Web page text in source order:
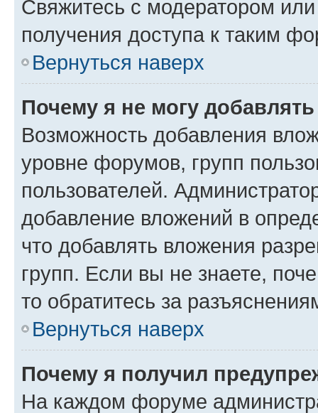
Свяжитесь с модератором
получения доступа к таким
Вернуться наверх
Почему я не могу
Возможность добавления
уровне форумов, групп
пользователей.
добавление вложений в
что добавлять вложения
групп. Если вы не знаете,
то обратитесь за
Вернуться наверх
Почему я получил
На каждом форуме